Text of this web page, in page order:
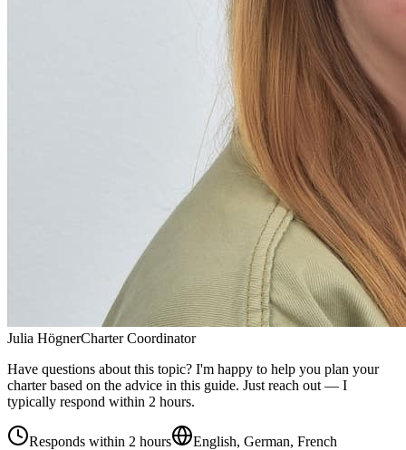
Julia HögnerCharter Coordinator
Have questions about this topic? I'm happy to help you plan your
charter based on the advice in this guide. Just reach out — I
typically respond within 2 hours.
Responds within 2 hours English, German, French